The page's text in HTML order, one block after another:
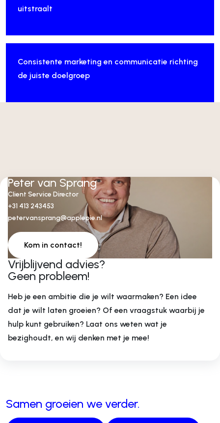
uitstraalt
Consistente marketing en communicatie richting
de juiste doelgroep
Vrijblijvend advies?
Geen probleem!
Heb je een ambitie die je wilt waarmaken? Een idee
dat je wilt laten groeien? Of een vraagstuk waarbij je
hulp kunt gebruiken? Laat ons weten wat je
bezighoudt, en wij denken met je mee!
Peter van Sprang
Client Service Director
+31 413 243453
petervansprang@applepie.nl
Kom in contact!
Samen groeien we verder.